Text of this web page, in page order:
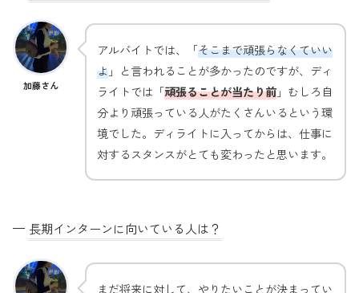
加藤さん
アルバイトでは、「そこまで頑張らなくていい
よ」と言われることが多かったのですが、ディ
ライトでは「頑張ることが当たり前」むしろ自
分より頑張っている人がたくさんいるという環
境でした。ディライトに入ってからは、仕事に
対するスタンスがとても変わったと思います。
— 長期インターンに向いている人は？
まだ将来に対して、やりたいことが決まってい